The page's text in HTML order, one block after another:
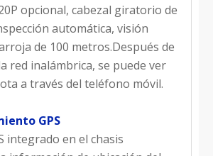
opcional, cabezal giratorio de
automática, visión
de 100 metros.Después de
red inalámbrica, se puede ver
a través del teléfono móvil.
GPS
integrado en el chasis